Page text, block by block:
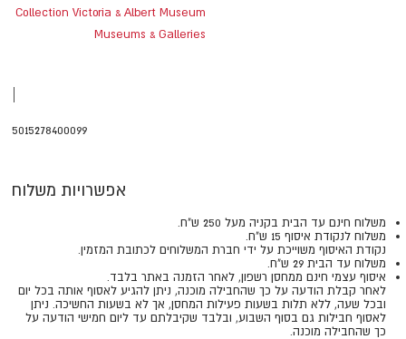
Collection Victoria & Albert Museum
Museums & Galleries
|
5015278400099
אפשרויות משלוח
משלוח חינם עד הבית בקניה מעל 250 ש"ח.
משלוח לנקודת איסוף 15 ש"ח.
נקודת האיסוף משוייכת על ידי חברת המשלוחים לכתובת המזמין.
משלוח עד הבית 29 ש"ח.
איסוף עצמי חינם ממחסן רשפון, לאחר הזמנה באתר בלבד.
​​​​​​​לאחר קבלת הודעה על כך שהחבילה מוכנה, ניתן להגיע לאסוף אותה בכל יום
ובכל שעה, ללא תלות בשעות פעילות המחסן, אך לא בשעות החשיכה. ניתן
לאסוף חבילות גם בסוף השבוע, ובלבד שקיבלתם עד ליום חמישי הודעה על
כך שהחבילה מוכנה.